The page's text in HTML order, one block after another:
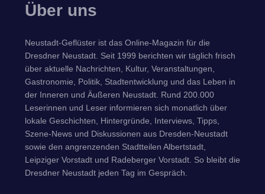
Über uns
Neustadt-Geflüster ist das Online-Magazin für die
Dresdner Neustadt. Seit 1999 berichten wir täglich frisch
über aktuelle Nachrichten, Kultur, Veranstaltungen,
Gastronomie, Politik, Stadtentwicklung und das Leben in
der Inneren und Äußeren Neustadt. Rund 200.000
Leserinnen und Leser informieren sich monatlich über
lokale Geschichten, Hintergründe, Interviews, Tipps,
Szene-News und Diskussionen aus Dresden-Neustadt
sowie den angrenzenden Stadtteilen Albertstadt,
Leipziger Vorstadt und Radeberger Vorstadt. So bleibt die
Dresdner Neustadt jeden Tag im Gespräch.